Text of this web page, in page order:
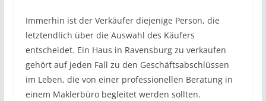
Immerhin ist der Verkäufer diejenige Person, die
letztendlich über die Auswahl des Käufers
entscheidet. Ein Haus in Ravensburg zu verkaufen
gehört auf jeden Fall zu den Geschäftsabschlüssen
im Leben, die von einer professionellen Beratung in
einem Maklerbüro begleitet werden sollten.